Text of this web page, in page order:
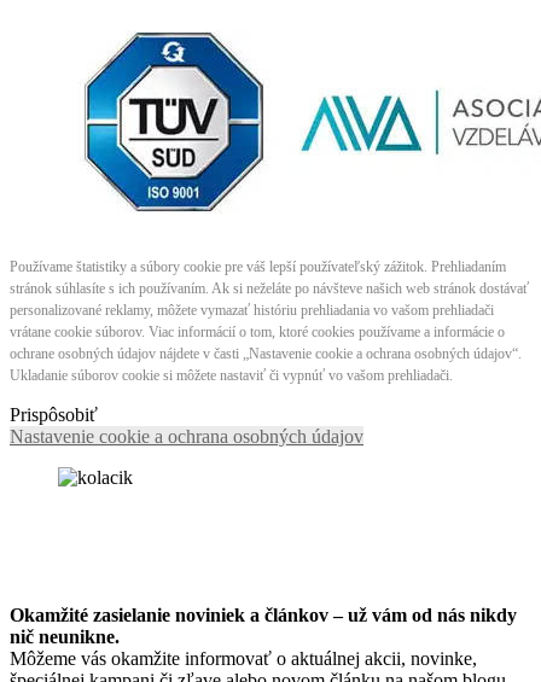
Používame štatistiky a súbory cookie pre váš lepší používateľský zážitok. Prehliadaním
stránok súhlasíte s ich používaním. Ak si neželáte po návšteve našich web stránok dostávať
personalizované reklamy, môžete vymazať históriu prehliadania vo vašom prehliadači
vrátane cookie súborov. Viac informácií o tom, ktoré cookies používame a informácie o
ochrane osobných údajov nájdete v časti „Nastavenie cookie a ochrana osobných údajov“.
Ukladanie súborov cookie si môžete nastaviť či vypnúť vo vašom prehliadači.
Prispôsobiť
Nastavenie cookie a ochrana osobných údajov
Okamžité zasielanie noviniek a článkov – už vám od nás nikdy
nič neunikne.
Môžeme vás okamžite informovať o aktuálnej akcii, novinke,